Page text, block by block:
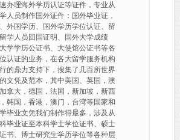
办理海外学历认证等证件，专业从
人员制作国外证件：国外毕业证，
外国学历、国外学历学位认证、留
学人员回国证明、国外大学成绩
学学历公证书、大使馆公证书等各
认证的业务，在各大留学服务机构
的鼎力支持下，搜集了几百所世界
文凭及范本，其中美国、英国，澳
拿大，德国，法国，新加坡，新西
韩国，香港，澳门，台湾等国家和
毕业文凭我们制作得最多，涉及从
毕业证至本科学士学位证书、硕士
书、博士研究生学历学位等各种层